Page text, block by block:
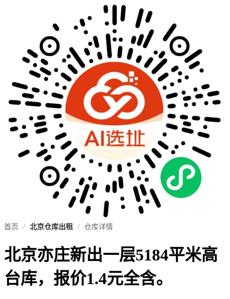
首页 / 北京仓库出租 / 仓库详情
北京亦庄新出一层5184平米高
台库，报价1.4元全含。